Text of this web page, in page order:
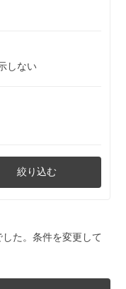
しない
絞り込む
た。条件を変更して